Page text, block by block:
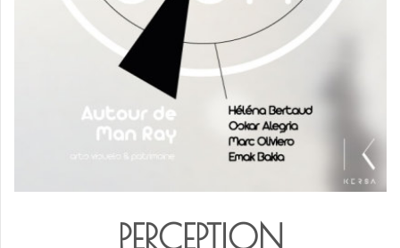
PERCEPTION